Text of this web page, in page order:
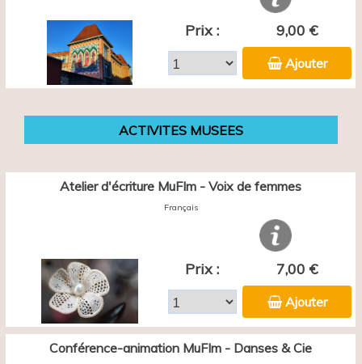
Prix : 9,00 €
Ajouter
ACTIVITES MUSEES
Atelier d'écriture MuFIm - Voix de femmes
Français
Prix : 7,00 €
Ajouter
Conférence-animation MuFIm - Danses & Cie